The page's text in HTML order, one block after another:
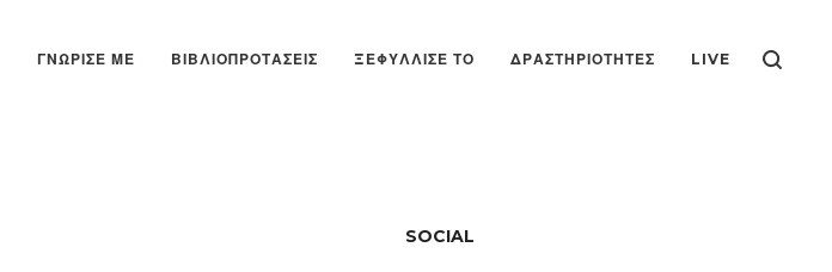
ΓΝΏΡΙΣΕ ΜΕ ΒΙΒΛΙΟΠΡΟΤΆΣΕΙΣ ΞΕΦΎΛΛΙΣΕ ΤΟ ΔΡΑΣΤΗΡΙΌΤΗΤΕΣ LIVE
SOCIAL